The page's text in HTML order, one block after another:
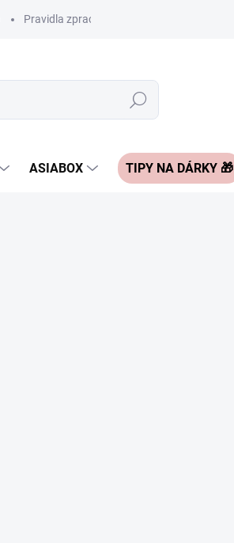
Pravidla zpracování recenzí
Hledat
ASIABOX TIPY NA DÁRKY 🎁